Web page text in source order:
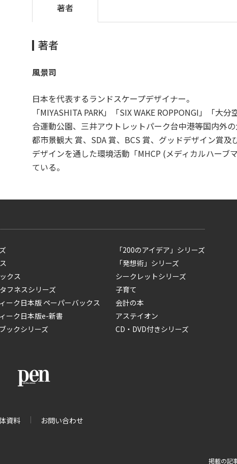
著者
著者
風景司
日本を代表するランドスケープデザイナー。
「MIYASHITA PARK」「SIX WAKE ROPPONGI」「
合運動公園、三井アウトレットパーク台中港等国内外
都市景観大 賞、SDA 賞、BCS 賞、グッドデザイン賞
デザインを通した環境活動「MHCP (メディカルハー
ている。
クス
フネスシリーズ
ーク日本版 ペーパーバックス
ーク日本版e-新書
ックシリーズ
「200のアイデア」シリーズ
「発想術」シリーズ
シークレットシリーズ
子育て
会計の本
アステイオン
CD・DVD付きシリーズ
資料 お問い合わせ
掲載の記